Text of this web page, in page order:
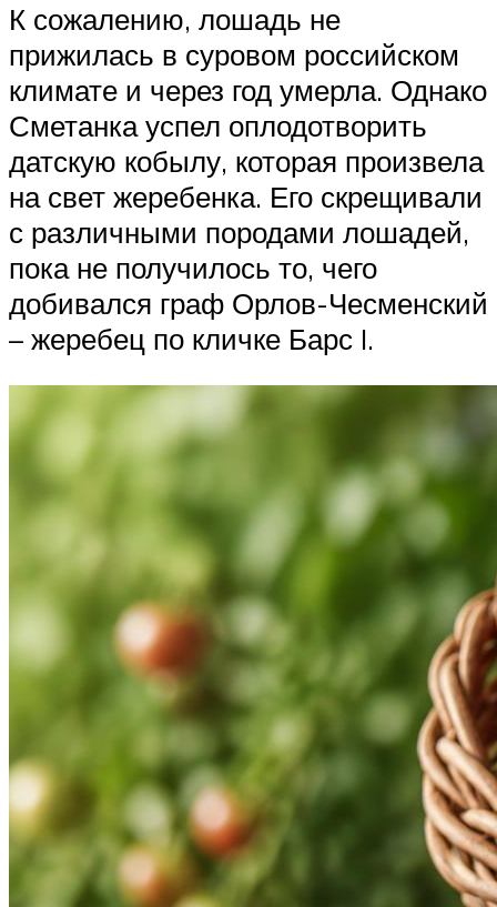
К сожалению, лошадь не
прижилась в суровом российском
климате и через год умерла. Однако
Сметанка успел оплодотворить
датскую кобылу, которая произвела
на свет жеребенка. Его скрещивали
с различными породами лошадей,
пока не получилось то, чего
добивался граф Орлов-Чесменский
– жеребец по кличке Барс I.